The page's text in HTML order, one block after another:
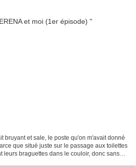
bruyant et sale, le poste qu'on m'avait donné
que situé juste sur le passage aux toilettes
leurs braguettes dans le couloir, donc sans